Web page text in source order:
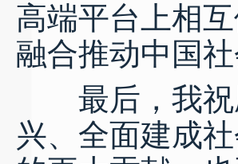
高端平台上相
融合推动中国
最后，我祝
兴、全面建成